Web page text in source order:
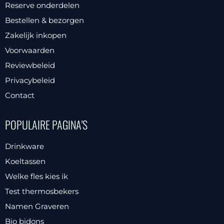
Reserve onderdelen
Bestellen & bezorgen
Zakelijk inkopen
Voorwaarden
Reviewbeleid
Privacybeleid
Contact
POPULAIRE PAGINA'S
Drinkware
Koeltassen
Welke fles kies ik
Test thermosbekers
Namen Graveren
Bio bidons